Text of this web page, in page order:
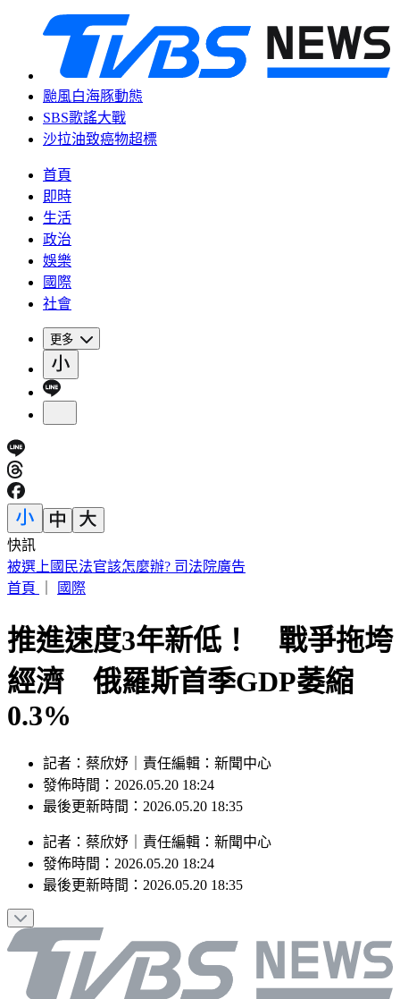
颱風白海豚動態
SBS歌謠大戰
沙拉油致癌物超標
首頁
即時
生活
政治
娛樂
國際
社會
更多
快訊
IU無預警召喚前男友 韓網替「她」心疼：很不舒服
首頁
國際
推進速度3年新低！ 戰爭拖垮
經濟 俄羅斯首季GDP萎縮
0.3%
記者：蔡欣妤｜責任編輯：新聞中心
發佈時間：2026.05.20 18:24
最後更新時間：2026.05.20 18:35
記者 ： 蔡欣妤 責任編輯 ： 新聞中心
發佈時間： 2026.05.20 18:24
最後更新時間： 2026.05.20 18:35